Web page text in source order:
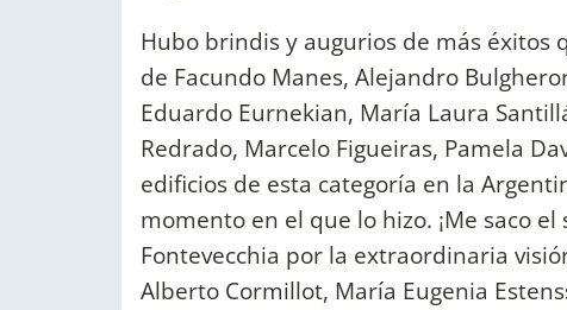
Hubo brindis y augurios de más
de Facundo Manes, Alejandro
Eduardo Eurnekian, María Laura
Redrado, Marcelo Figueiras, Pamela
edificios de esta categoría en la
momento en el que lo hizo. ¡Me saco
Fontevecchia por la extraordinaria
Alberto Cormillot, María Eugenia